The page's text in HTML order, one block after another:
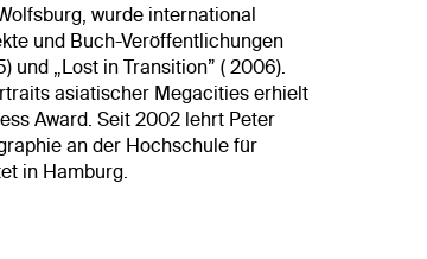
wurde international
und Buch-Veröffentlichungen
und „Lost in Transition” ( 2006).
asiatischer Megacities erhielt
Award. Seit 2002 lehrt Peter
an der Hochschule für
in Hamburg.